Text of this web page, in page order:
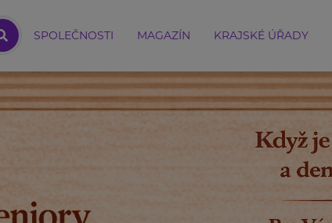
SPOLEČNOSTI MAGAZÍN KRAJSKÉ ÚŘADY